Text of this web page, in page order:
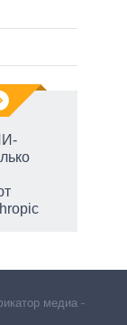
медиа –